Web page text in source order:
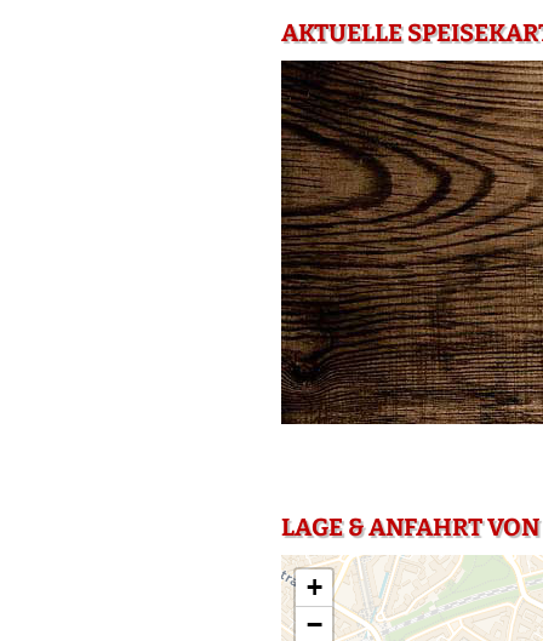
AKTUELLE
LAGE & ANFAHRT
+
−